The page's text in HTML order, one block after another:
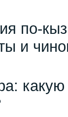
по-
и
какую